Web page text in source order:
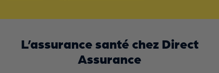
L’assurance santé chez Direct
Assurance